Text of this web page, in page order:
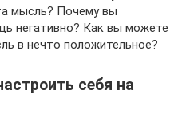
мысль? Почему вы
негативно? Как вы можете
в нечто положительное?
себя на